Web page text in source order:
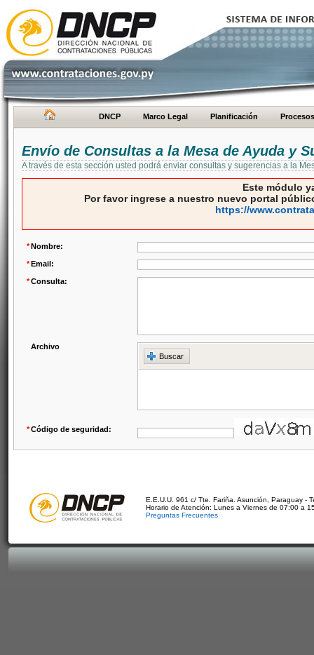
DNCP Marco Legal Planificación Procesos
Envío de Consultas a la Mesa de Ayuda y
A través de esta sección usted podrá enviar consultas y sugerencias a la
Este módulo
Por favor ingrese a nuestro nuevo portal
https://
*Nombre:
*Email:
*Consulta:
Archivo
Buscar
*Código de seguridad:
E.E.U.U. 961 c/ Tte. Fariña. Asunción, Paraguay -
Horario de Atención: Lunes a Viernes de 07:00 a
Preguntas Frecuentes